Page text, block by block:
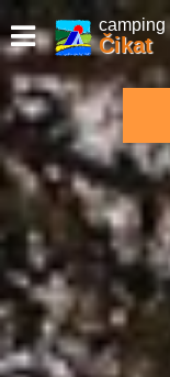
camping
Čikat